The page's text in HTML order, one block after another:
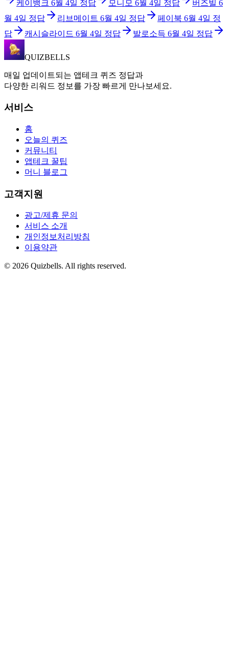
케이뱅크 6월 4일 정답 모니모 6월 4일 정답 버즈빌 6
월 4일 정답 리브메이트 6월 4일 정답 페이북 6월 4일 정
답
캐시슬라이드 6월 4일 정답 발로소득 6월 4일 정답
QUIZBELLS
매일 업데이트되는 앱테크 퀴즈 정답과
다양한 리워드 정보를 가장 빠르게 만나보세요.
서비스
홈
오늘의 퀴즈
커뮤니티
앱테크 꿀팁
머니 블로그
고객지원
광고/제휴 문의
서비스 소개
개인정보처리방침
이용약관
© 2026 Quizbells. All rights reserved.